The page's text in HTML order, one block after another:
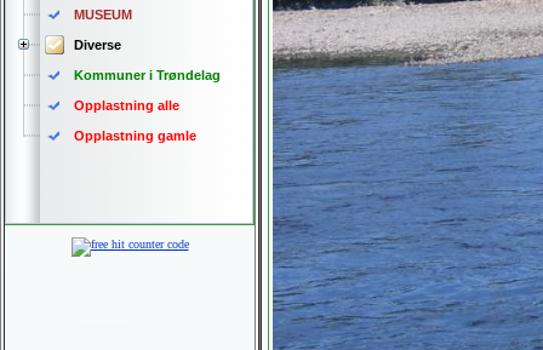
MUSEUM
Diverse
Kommuner i Trøndelag
Opplastning alle
Opplastning gamle